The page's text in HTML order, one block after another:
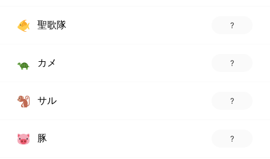
聖歌隊 ?
カメ ?
サル ?
豚 ?